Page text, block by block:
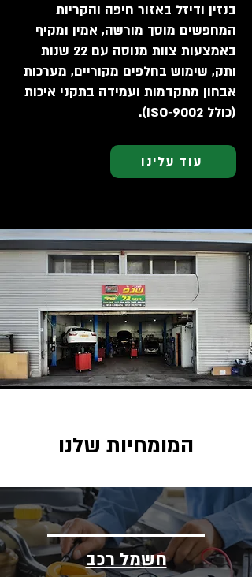
בנזין ודיזל באזור חיפה והקריות
המחפשים מוסך מורשה, אמין ומקיף
באמצעות צוות מנוסה עם 22 שנות
ותק, שימוש בחלפים מקוריים, מערכות
אבחון מתקדמות ועמידה בתקני איכות
(כולל ISO‑9002).
עוד עלינו
המומחיות שלנו
חשמל רכב